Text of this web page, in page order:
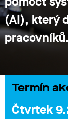
(AI), který
pracovníků.
Termín
Čtvrtek